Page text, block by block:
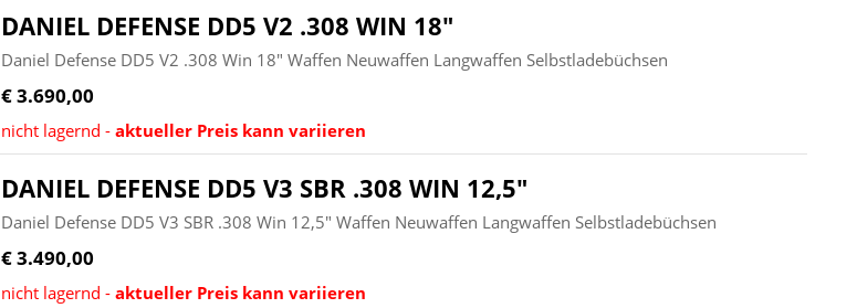
DANIEL DEFENSE DD5 V2 .308 WIN 18"
Daniel Defense DD5 V2 .308 Win 18" Waffen Neuwaffen Langwaffen Selbstladebüchsen
€ 3.690,00
nicht lagernd - aktueller Preis kann variieren
DANIEL DEFENSE DD5 V3 SBR .308 WIN 12,5"
Daniel Defense DD5 V3 SBR .308 Win 12,5" Waffen Neuwaffen Langwaffen Selbstladebüchsen
€ 3.490,00
nicht lagernd - aktueller Preis kann variieren